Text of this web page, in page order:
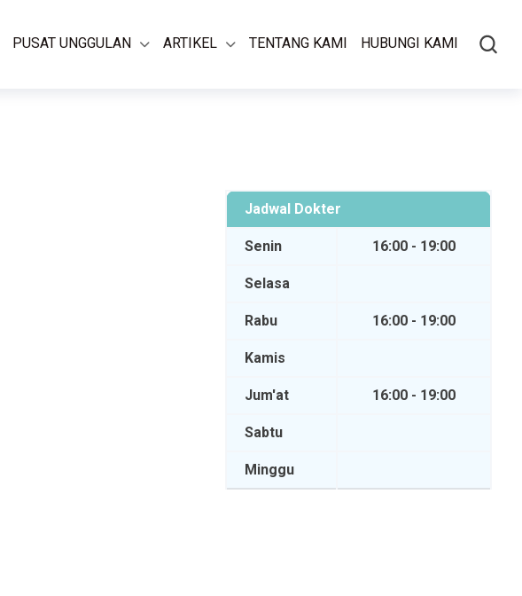
PUSAT UNGGULAN ARTIKEL TENTANG KAMI HUBUNGI KAMI
Jadwal Dokter
Senin 16:00 - 19:00
Selasa
Rabu 16:00 - 19:00
Kamis
Jum'at 16:00 - 19:00
Sabtu
Minggu